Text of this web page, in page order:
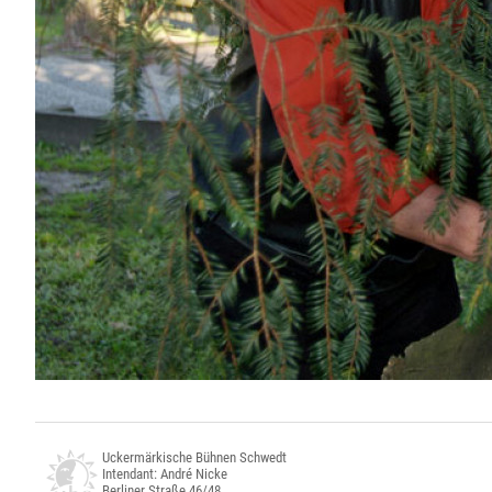
Uckermärkische Bühnen Schwedt
Intendant: André Nicke